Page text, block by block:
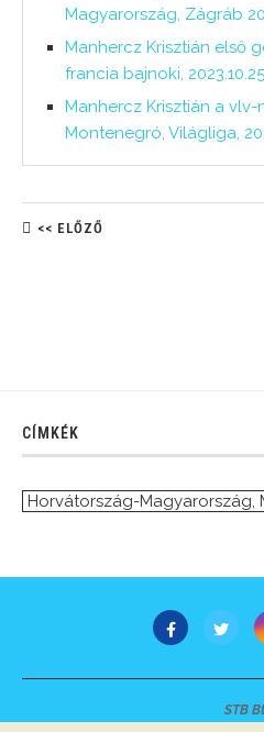
Magyarország, Zágráb
Manhercz Krisztián első
francia bajnoki,
Manhercz Krisztián a
Montenegró, Világliga,
<< ELŐZŐ
CÍMKÉK
Horvátország-Magyarország,
STB